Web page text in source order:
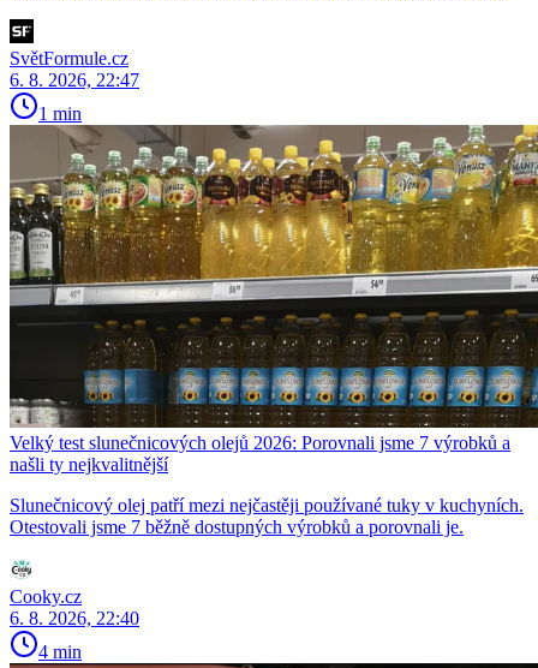
SvětFormule.cz
6. 8. 2026, 22:47
1 min
Velký test slunečnicových olejů 2026: Porovnali jsme 7 výrobků a
našli ty nejkvalitnější
Slunečnicový olej patří mezi nejčastěji používané tuky v kuchyních.
Otestovali jsme 7 běžně dostupných výrobků a porovnali je.
Cooky.cz
6. 8. 2026, 22:40
4 min